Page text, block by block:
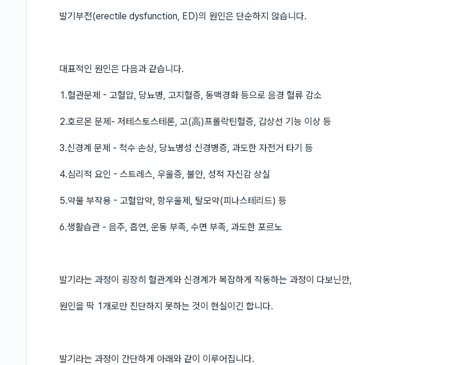
발기부전(erectile dysfunction, ED)의 원인은 단순하지 않습니다.
대표적인 원인은 다음과 같습니다.
1.혈관문제 - 고혈압, 당뇨병, 고지혈증, 동맥경화 등으로 음경 혈류 감소
2.호르몬 문제- 저테스토스테론, 고(高)프롤락틴혈증, 갑상선 기능 이상 등
3.신경계 문제 - 척수 손상, 당뇨병성 신경병증, 과도한 자전거 타기 등
4.심리적 요인 - 스트레스, 우울증, 불안, 성적 자신감 상실
5.약물 부작용 - 고혈압약, 항우울제, 탈모약(피나스테리드) 등
6.생활습관 - 음주, 흡연, 운동 부족, 수면 부족, 과도한 포르노
발기라는 과정이 굉장히 혈관계와 신경계가 복잡하게 작동하는 과정이 다보닌깐,
원인을 딱 1개로만 진단하지 못하는 것이 현실이긴 합니다.
발기라는 과정이 간단하게 아래와 같이 이루어집니다.